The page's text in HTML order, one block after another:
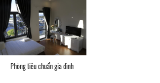
Phòng tiêu chuẩn gia đình